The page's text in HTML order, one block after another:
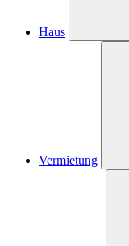
Haus
Vermietung